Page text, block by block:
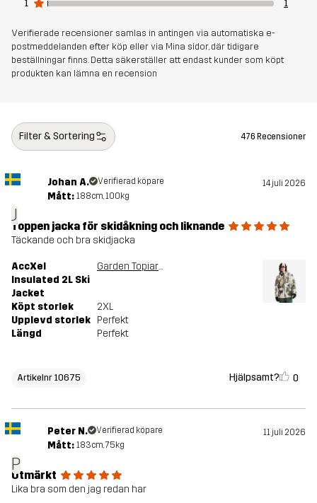
Hållbarhet Återvunna detaljer läs här
Artikelnummer 10675_2232
1 1
Verifierade recensioner samlas in antingen via automatiska e-
postmeddelanden efter köp eller via Mina sidor, där tidigare
beställningar finns. Detta säkerställer att endast kunder som köpt
produkten kan lämna en recension
Filter & Sortering 476 Recensioner
J
Johan A. Verifierad köpare 14 juli 2026
Mått: 188cm, 100kg
Toppen jacka för skidåkning och liknande
Täckande och bra skidjacka
AccXel
Insulated 2L Ski
Jacket
Garden Topiary/Kelp Beige
Köpt storlek
2XL
Upplevd storlek Perfekt
Längd
Perfekt
Artikelnr 10675 Hjälpsamt? 0
P
Peter N. Verifierad köpare 11 juli 2026
Mått: 183cm, 75kg
Utmärkt
Lika bra som den jag redan har